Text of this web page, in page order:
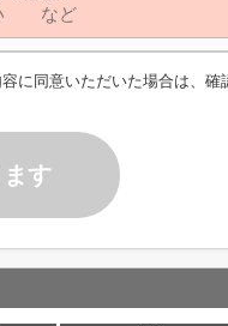
に同意いただいた場合は、確
す